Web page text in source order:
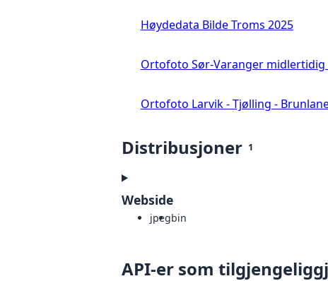
Høydedata Bilde Troms 2025
Ortofoto Sør-Varanger
Ortofoto Larvik - Tjølling -
Distribusjoner 1
Webside
jpegbin
API-er som